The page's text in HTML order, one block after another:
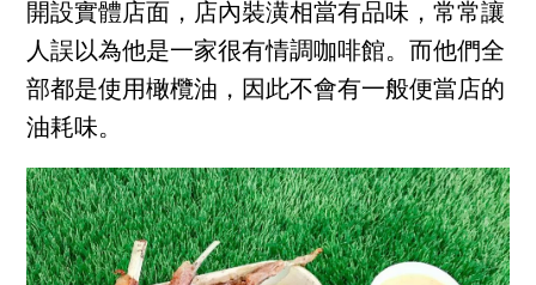
開設實體店面，店內裝潢相當有品味，常常讓
人誤以為他是一家很有情調咖啡館。而他們全
部都是使用橄欖油，因此不會有一般便當店的
油耗味。